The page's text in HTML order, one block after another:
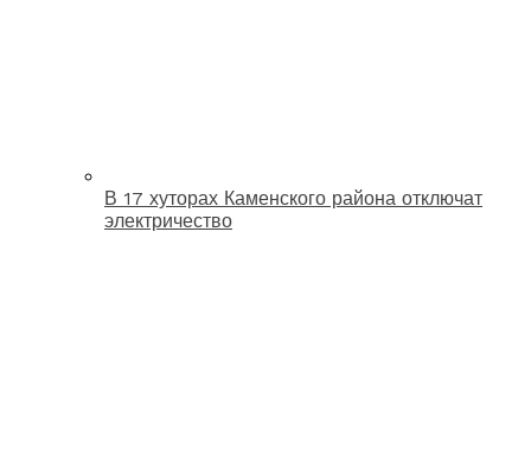
В 17 хуторах Каменского района отключат
электричество